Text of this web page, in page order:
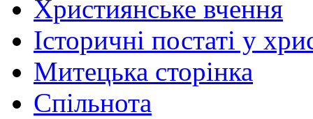
Християнське вчення
Історичні постаті у
Митецька сторінка
Спільнота